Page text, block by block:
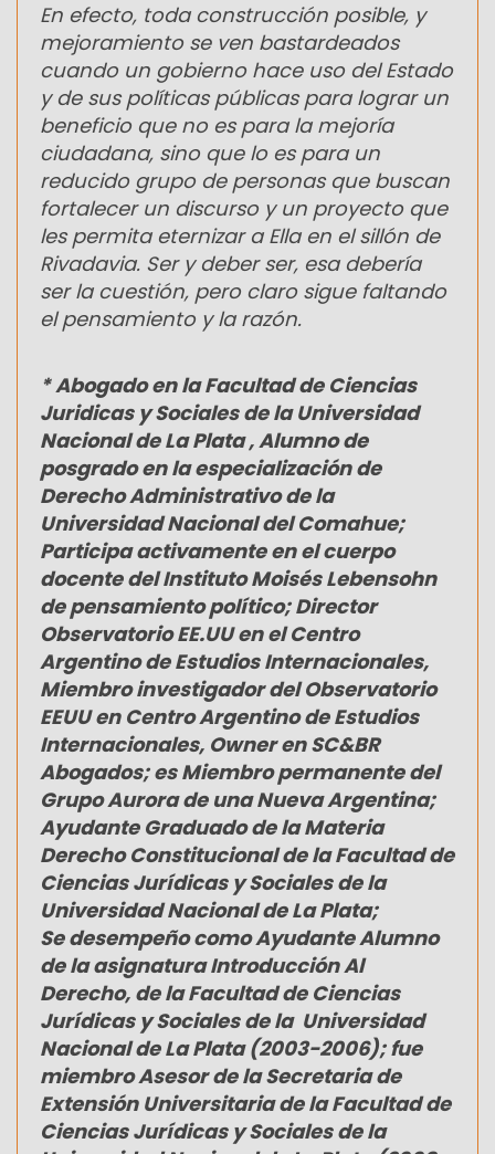
En efecto, toda construcción posible, y
mejoramiento se ven bastardeados
cuando un gobierno hace uso del Estado
y de sus políticas públicas para lograr un
beneficio que no es para la mejoría
ciudadana, sino que lo es para un
reducido grupo de personas que buscan
fortalecer un discurso y un proyecto que
les permita eternizar a Ella en el sillón de
Rivadavia. Ser y deber ser, esa debería
ser la cuestión, pero claro sigue faltando
el pensamiento y la razón.
* Abogado en la Facultad de Ciencias
Juridicas y Sociales de la Universidad
Nacional de La Plata , Alumno de
posgrado en la especialización de
Derecho Administrativo de la
Universidad Nacional del Comahue;
Participa activamente en el cuerpo
docente del Instituto Moisés Lebensohn
de pensamiento político; Director
Observatorio EE.UU en el Centro
Argentino de Estudios Internacionales,
Miembro investigador del Observatorio
EEUU en Centro Argentino de Estudios
Internacionales, Owner en SC&BR
Abogados; es Miembro permanente del
Grupo Aurora de una Nueva Argentina;
Ayudante Graduado de la Materia
Derecho Constitucional de la Facultad de
Ciencias Jurídicas y Sociales de la
Universidad Nacional de La Plata;
Se desempeño como Ayudante Alumno
de la asignatura Introducción Al
Derecho, de la Facultad de Ciencias
Jurídicas y Sociales de la Universidad
Nacional de La Plata (2003-2006); fue
miembro Asesor de la Secretaria de
Extensión Universitaria de la Facultad de
Ciencias Jurídicas y Sociales de la